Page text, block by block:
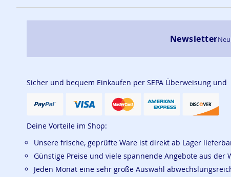
Newsletter
Sicher und bequem Einkaufen per SEPA Überweisung und
Deine Vorteile im Shop:
Unsere frische, geprüfte Ware ist direkt ab Lager
Günstige Preise und viele spannende Angebote aus der
Jeden Monat eine sehr große Auswahl